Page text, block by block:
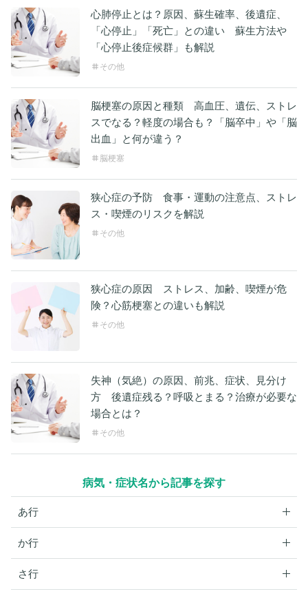
心肺停止とは？原因、蘇生確率、後遺症、
「心停止」「死亡」との違い 蘇生方法や
「心停止後症候群」も解説
その他
脳梗塞の原因と種類 高血圧、遺伝、ストレ
スでなる？軽度の場合も？「脳卒中」や「脳
出血」と何が違う？
脳梗塞
狭心症の予防 食事・運動の注意点、ストレ
ス・喫煙のリスクを解説
その他
狭心症の原因 ストレス、加齢、喫煙が危
険？心筋梗塞との違いも解説
その他
失神（気絶）の原因、前兆、症状、見分け
方 後遺症残る？呼吸とまる？治療が必要な
場合とは？
その他
病気・症状名から記事を探す
あ行
か行
さ行